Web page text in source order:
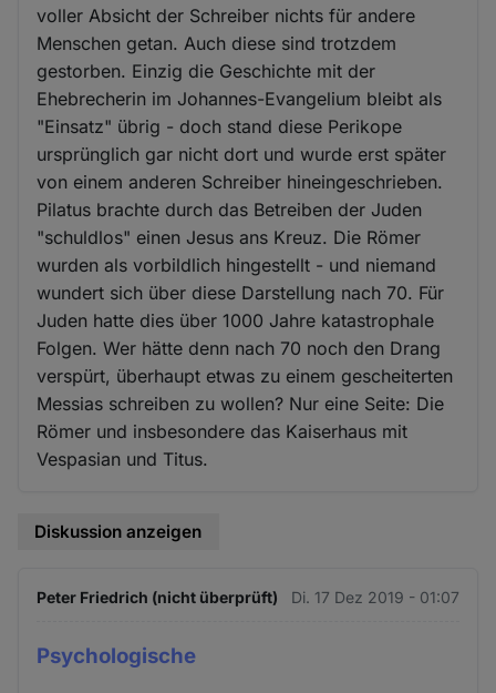
voller Absicht der Schreiber nichts für andere
Menschen getan. Auch diese sind trotzdem
gestorben. Einzig die Geschichte mit der
Ehebrecherin im Johannes-Evangelium bleibt als
"Einsatz" übrig - doch stand diese Perikope
ursprünglich gar nicht dort und wurde erst später
von einem anderen Schreiber hineingeschrieben.
Pilatus brachte durch das Betreiben der Juden
"schuldlos" einen Jesus ans Kreuz. Die Römer
wurden als vorbildlich hingestellt - und niemand
wundert sich über diese Darstellung nach 70. Für
Juden hatte dies über 1000 Jahre katastrophale
Folgen. Wer hätte denn nach 70 noch den Drang
verspürt, überhaupt etwas zu einem gescheiterten
Messias schreiben zu wollen? Nur eine Seite: Die
Römer und insbesondere das Kaiserhaus mit
Vespasian und Titus.
Diskussion anzeigen
Peter Friedrich (nicht überprüft) Di. 17 Dez 2019 - 01:07
Psychologische